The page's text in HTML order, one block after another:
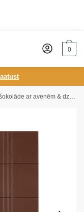
0
ar avenēm & dzērvenēm, 100g /14/